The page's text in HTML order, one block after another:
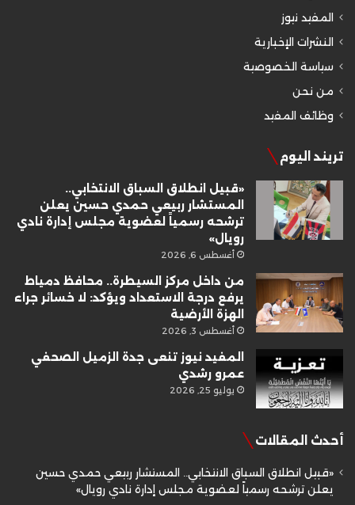
المفيد نيوز
النشرات الإخبارية
سياسة الخصوصية
من نحن
وظائف المفيد
تريند اليوم
«قبيل انطلاق السباق الانتخابي..
المستشار ربيعي حمدي حسين يعلن
ترشحه رسمياً لعضوية مجلس إدارة نادي
رويال»
أغسطس 6, 2026
من داخل مركز السيطرة.. محافظ دمياط
يرفع درجة الاستعداد ويؤكد: لا خسائر جراء
الهزة الأرضية
أغسطس 3, 2026
المفيد نيوز تنعى جدة الزميل الصحفي
عمرو رشدي
يوليو 25, 2026
أحدث المقالات
«قبيل انطلاق السباق الانتخابي.. المستشار ربيعي حمدي حسين
يعلن ترشحه رسمياً لعضوية مجلس إدارة نادي رويال»